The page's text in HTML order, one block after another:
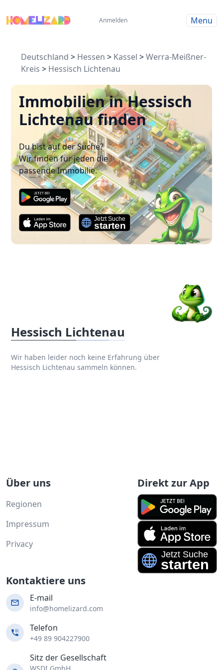
Anmelden Menu
Deutschland > Hessen > Kassel >Werra-Meißner-
Kreis > Hessisch Lichtenau
Immobilien in Hessisch
Lichtenau finden
Du bist auf der Suche?
Wir finden für jeden die
passende Immobilie.
Hessisch Lichtenau
Wir haben leider noch keine Erfahrung über
Hessisch Lichtenau sammeln können.
Über uns
Regionen
Impressum
Privacy
Direkt zur App
Kontaktiere uns
E-mail
info@homelizard.com
Telefon
+49 89 904227900
Sitz der Gesellschaft